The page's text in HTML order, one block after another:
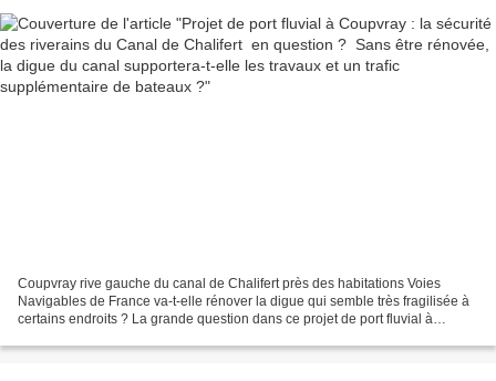
Coupvray rive gauche du canal de Chalifert près des habitations Voies
Navigables de France va-t-elle rénover la digue qui semble très fragilisée à
certains endroits ? La grande question dans ce projet de port fluvial à